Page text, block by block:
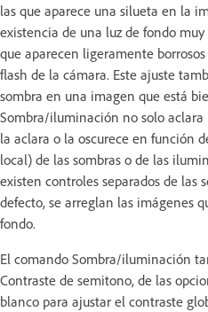
las que aparece una silueta en la
existencia de una luz de fondo
que aparecen ligeramente
flash de la cámara. Este ajuste
sombra en una imagen que está
Sombra/iluminación no solo
la aclara o la oscurece en función
local) de las sombras o de las
existen controles separados de las
defecto, se arreglan las imágenes
fondo.
El comando Sombra/iluminación
Contraste de semitono, de las
blanco para ajustar el contraste